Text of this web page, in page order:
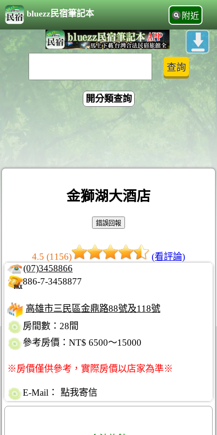
bluezz民宿筆記本 附近
開分類查詢
金獅湖大酒店
4.5 (1156)
(看評論)
(07)3458866
886-7-3458877
高雄市三民區金鼎路88號及118號
房間數：28間
參考房價：NT$ 6500～15000
※房價僅供參考，實際房價以店家為準※
E-Mail： 點我寄信